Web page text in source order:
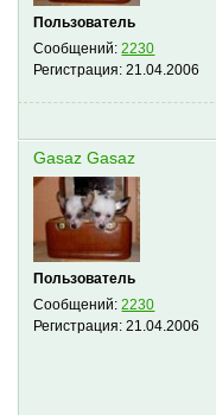
Пользователь
Сообщений:2230
Регистрация:21.04.2006
Gasaz Gasaz
Пользователь
Сообщений:2230
Регистрация:21.04.2006